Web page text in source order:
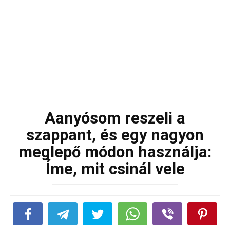
Aanyósom reszeli a
szappant, és egy nagyon
meglepő módon használja:
Íme, mit csinál vele